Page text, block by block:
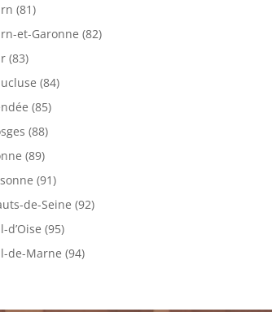
(81)
et-Garonne (82)
(83)
(84)
(85)
(88)
(89)
(91)
de-Seine (92)
d’Oise (95)
de-Marne (94)